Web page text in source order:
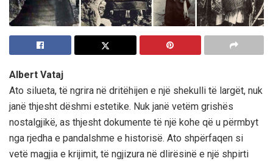
Albert Vataj
Ato silueta, të ngrira në dritëhijen e një shekulli të largët, nuk
janë thjesht dëshmi estetike. Nuk janë vetëm grishës
nostalgjikë, as thjesht dokumente të një kohe që u përmbyt
nga rjedha e pandalshme e historisë. Ato shpërfaqen si
vetë magjia e krijimit, të ngjizura në dlirësinë e një shpirti